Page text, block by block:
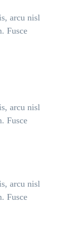
arcu nisl
Fusce
arcu nisl
Fusce
arcu nisl
Fusce